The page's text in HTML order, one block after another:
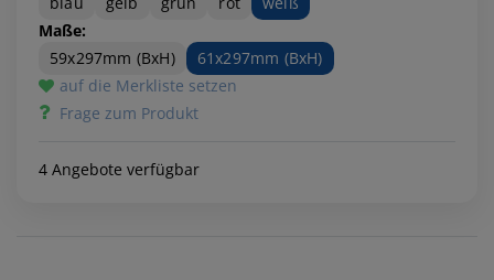
Maße:
59x297mm (BxH)
61x297mm (BxH)
auf die Merkliste setzen
Frage zum Produkt
4 Angebote verfügbar